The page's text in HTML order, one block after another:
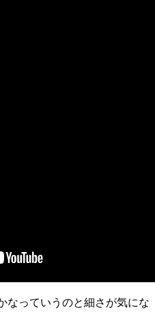
なっていうのと細さが気にな